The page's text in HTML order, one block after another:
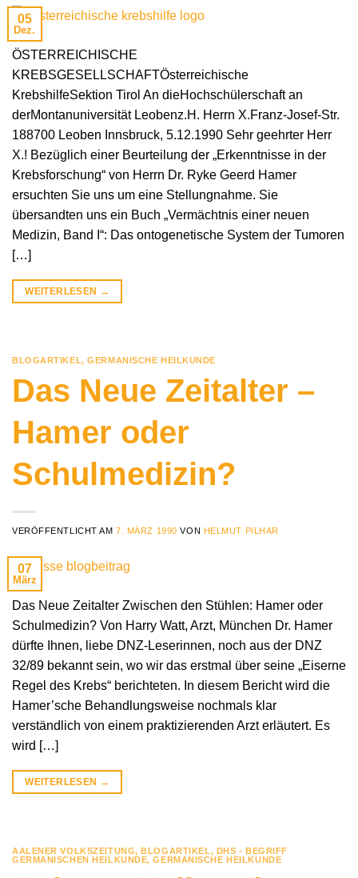
05
Dez.
ÖSTERREICHISCHE
KREBSGESELLSCHAFTÖsterreichische
KrebshilfeSektion Tirol An dieHochschülerschaft an
derMontanuniversität Leobenz.H. Herrn X.Franz-Josef-Str.
188700 Leoben Innsbruck, 5.12.1990 Sehr geehrter Herr
X.! Bezüglich einer Beurteilung der „Erkenntnisse in der
Krebsforschung“ von Herrn Dr. Ryke Geerd Hamer
ersuchten Sie uns um eine Stellungnahme. Sie
übersandten uns ein Buch „Vermächtnis einer neuen
Medizin, Band I“: Das ontogenetische System der Tumoren
[…]
WEITERLESEN →
BLOGARTIKEL,GERMANISCHE HEILKUNDE
Das Neue Zeitalter –
Hamer oder
Schulmedizin?
VERÖFFENTLICHT AM7. MÄRZ 1990 VON HELMUT PILHAR
07
März
Das Neue Zeitalter Zwischen den Stühlen: Hamer oder
Schulmedizin? Von Harry Watt, Arzt, München Dr. Hamer
dürfte Ihnen, liebe DNZ-Leserinnen, noch aus der DNZ
32/89 bekannt sein, wo wir das erstmal über seine „Eiserne
Regel des Krebs“ berichteten. In diesem Bericht wird die
Hamer’sche Behandlungsweise nochmals klar
verständlich von einem praktizierenden Arzt erläutert. Es
wird […]
WEITERLESEN →
AALENER VOLKSZEITUNG,BLOGARTIKEL, DHS - BEGRIFF
GERMANISCHEN HEILKUNDE,GERMANISCHE HEILKUNDE